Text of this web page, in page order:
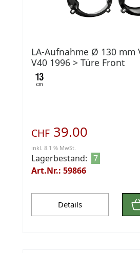
LA-Aufnahme Ø 130 mm
V40 1996 > Türe Front
CHF 39.00
inkl. 8.1 % MwSt.
Lagerbestand: 7
Art.Nr.: 59866
Details